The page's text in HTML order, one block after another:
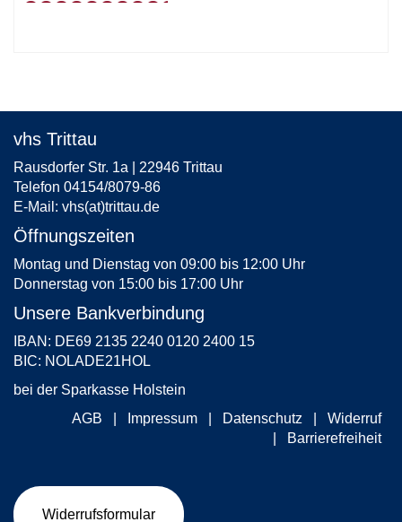
vhs Trittau
Rausdorfer Str. 1a | 22946 Trittau
Telefon 04154/8079-86
E-Mail: vhs(at)trittau.de
Öffnungszeiten
Montag und Dienstag von 09:00 bis 12:00 Uhr
Donnerstag von 15:00 bis 17:00 Uhr
Unsere Bankverbindung
IBAN: DE69 2135 2240 0120 2400 15
BIC: NOLADE21HOL
bei der Sparkasse Holstein
AGB
Impressum Datenschutz
Widerruf
Barrierefreiheit
Widerrufsformular